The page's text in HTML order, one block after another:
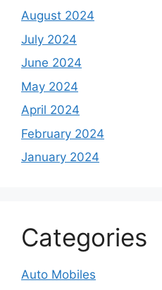
August 2024
July 2024
June 2024
May 2024
April 2024
February 2024
January 2024
Categories
Auto Mobiles